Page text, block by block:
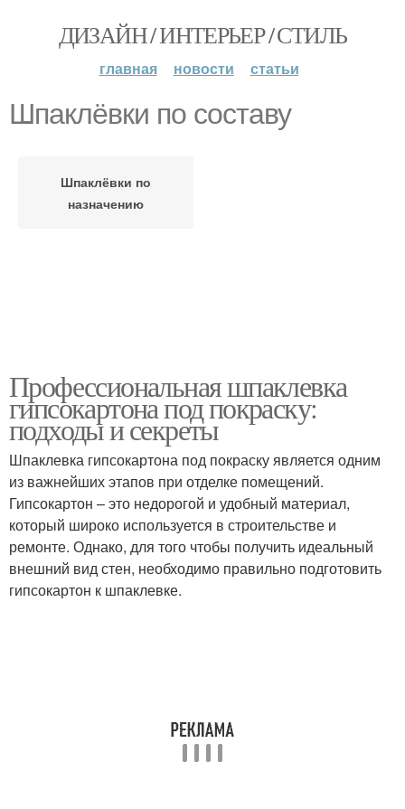
ДИЗАЙН / ИНТЕРЬЕР / СТИЛЬ
главная новости статьи
Шпаклёвки по составу
Шпаклёвки по
назначению
Профессиональная шпаклевка
гипсокартона под покраску:
подходы и секреты
Шпаклевка гипсокартона под покраску является одним
из важнейших этапов при отделке помещений.
Гипсокартон – это недорогой и удобный материал,
который широко используется в строительстве и
ремонте. Однако, для того чтобы получить идеальный
внешний вид стен, необходимо правильно подготовить
гипсокартон к шпаклевке.